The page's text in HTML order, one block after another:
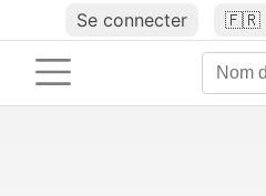
Se connecter 🇫🇷